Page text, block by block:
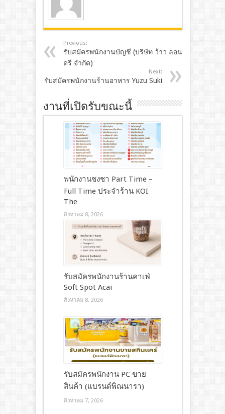
Previous:
รับสมัครพนักงานบัญชี (บริษัท ว้าว ลอน
ดรี จำกัด)
Next:
รับสมัครพนักงานร้านอาหาร Yuzu Suki
งานที่เปิดรับขณะนี้
พนักงานชงชา Part Time –
Full Time ประจำร้าน KOI
The
สิงหาคม 8, 2026
รับสมัครพนักงานร้านคาเฟ่
Soft Spot Acai
สิงหาคม 8, 2026
รับสมัครพนักงาน PC ขาย
สินค้า (แบรนด์พิณนารา)
สิงหาคม 7, 2026